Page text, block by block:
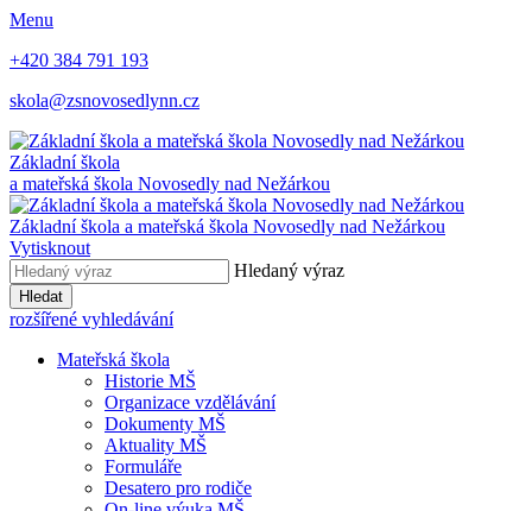
Menu
+420 384 791 193
skola@zsnovosedlynn.cz
Základní škola
a mateřská škola Novosedly nad Nežárkou
Základní škola a mateřská škola Novosedly nad Nežárkou
Vytisknout
Hledaný výraz
Hledat
rozšířené vyhledávání
Mateřská škola
Historie MŠ
Organizace vzdělávání
Dokumenty MŠ
Aktuality MŠ
Formuláře
Desatero pro rodiče